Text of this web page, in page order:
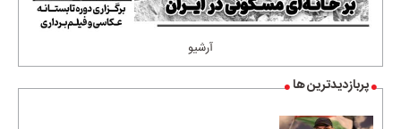
آرشیو
پربازدیدترین ها